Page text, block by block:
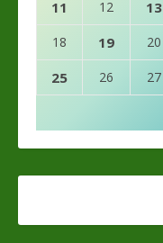
11 12 13
18 19 20
25 26 27